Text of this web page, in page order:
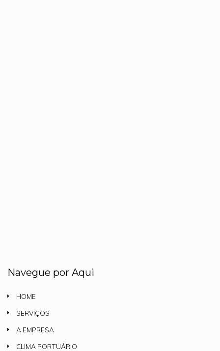
Navegue por Aqui
HOME
SERVIÇOS
A EMPRESA
CLIMA PORTUÁRIO